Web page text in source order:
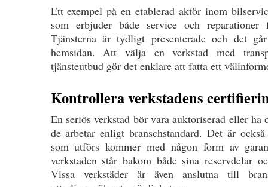
Ett exempel på en etablerad aktör inom
som erbjuder både service och
Tjänsterna är tydligt presenterade och det
hemsidan. Att välja en verkstad med
tjänsteutbud gör det enklare att fatta ett
Kontrollera verkstadens
En seriös verkstad bör vara auktoriserad eller
de arbetar enligt branschstandard. Det är
som utförs kommer med någon form av
verkstaden står bakom både sina reservdelar
Vissa verkstäder är även anslutna till